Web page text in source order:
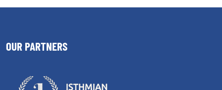
OUR PARTNERS